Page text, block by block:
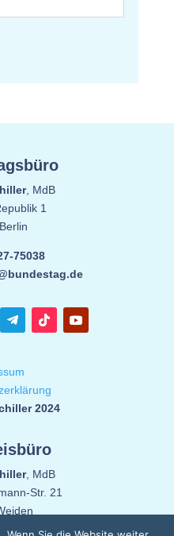
, MdB
1
75038
2024
, MdB
Str. 21